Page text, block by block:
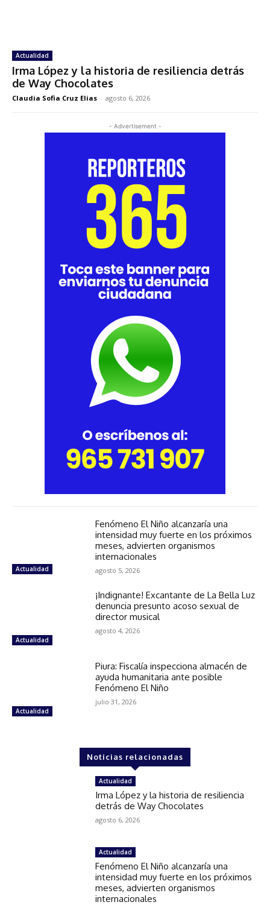
Actualidad
Irma López y la historia de resiliencia detrás
de Way Chocolates
Claudia Sofia Cruz Elias - agosto 6, 2026
- Advertisement -
Actualidad
Fenómeno El Niño alcanzaría una
intensidad muy fuerte en los próximos
meses, advierten organismos
internacionales
agosto 5, 2026
Actualidad
¡Indignante! Excantante de La Bella Luz
denuncia presunto acoso sexual de
director musical
agosto 4, 2026
Actualidad
Piura: Fiscalía inspecciona almacén de
ayuda humanitaria ante posible
Fenómeno El Niño
julio 31, 2026
Noticias relacionadas
Actualidad
Irma López y la historia de resiliencia
detrás de Way Chocolates
agosto 6, 2026
Actualidad
Fenómeno El Niño alcanzaría una
intensidad muy fuerte en los próximos
meses, advierten organismos
internacionales